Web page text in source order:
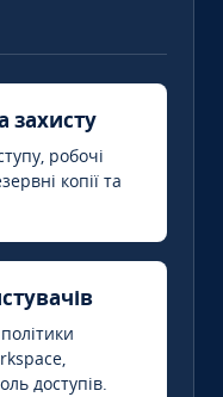
захисту
робочі
копії та
доступів.